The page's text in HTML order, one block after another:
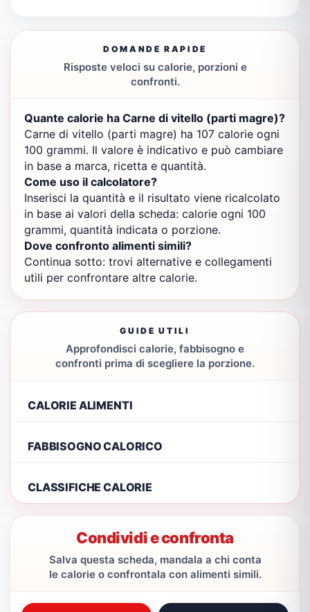
DOMANDE RAPIDE
Risposte veloci su calorie, porzioni e
confronti.
Quante calorie ha Carne di vitello (parti magre)?
Carne di vitello (parti magre) ha 107 calorie ogni
100 grammi. Il valore è indicativo e può cambiare
in base a marca, ricetta e quantità.
Come uso il calcolatore?
Inserisci la quantità e il risultato viene ricalcolato
in base ai valori della scheda: calorie ogni 100
grammi, quantità indicata o porzione.
Dove confronto alimenti simili?
Continua sotto: trovi alternative e collegamenti
utili per confrontare altre calorie.
GUIDE UTILI
Approfondisci calorie, fabbisogno e
confronti prima di scegliere la porzione.
CALORIE ALIMENTI
FABBISOGNO CALORICO
CLASSIFICHE CALORIE
Condividi e confronta
Salva questa scheda, mandala a chi conta
le calorie o confrontala con alimenti simili.